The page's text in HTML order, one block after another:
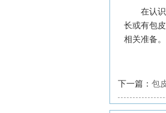
在认识到
长或有包
相关准备。
下一篇： 包